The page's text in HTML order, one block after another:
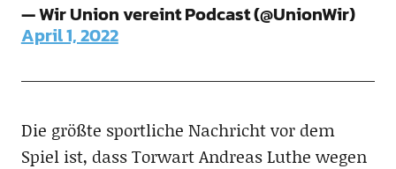
— Wir Union vereint Podcast (@UnionWir)
April 1, 2022
Die größte sportliche Nachricht vor dem
Spiel ist, dass Torwart Andreas Luthe wegen